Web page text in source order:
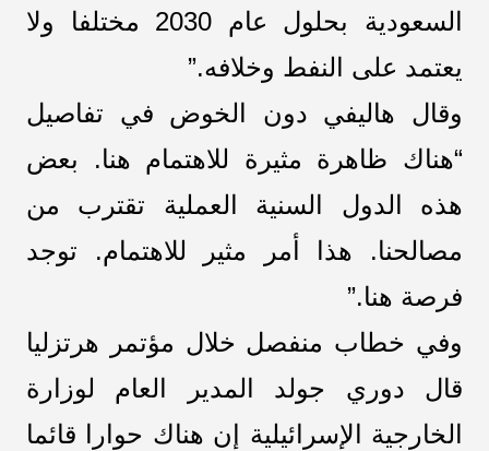
السعودية بحلول عام 2030 مختلفا ولا
يعتمد على النفط وخلافه.”
وقال هاليفي دون الخوض في تفاصيل
“هناك ظاهرة مثيرة للاهتمام هنا. بعض
هذه الدول السنية العملية تقترب من
مصالحنا. هذا أمر مثير للاهتمام. توجد
فرصة هنا.”
وفي خطاب منفصل خلال مؤتمر هرتزليا
قال دوري جولد المدير العام لوزارة
الخارجية الإسرائيلية إن هناك حوارا قائما